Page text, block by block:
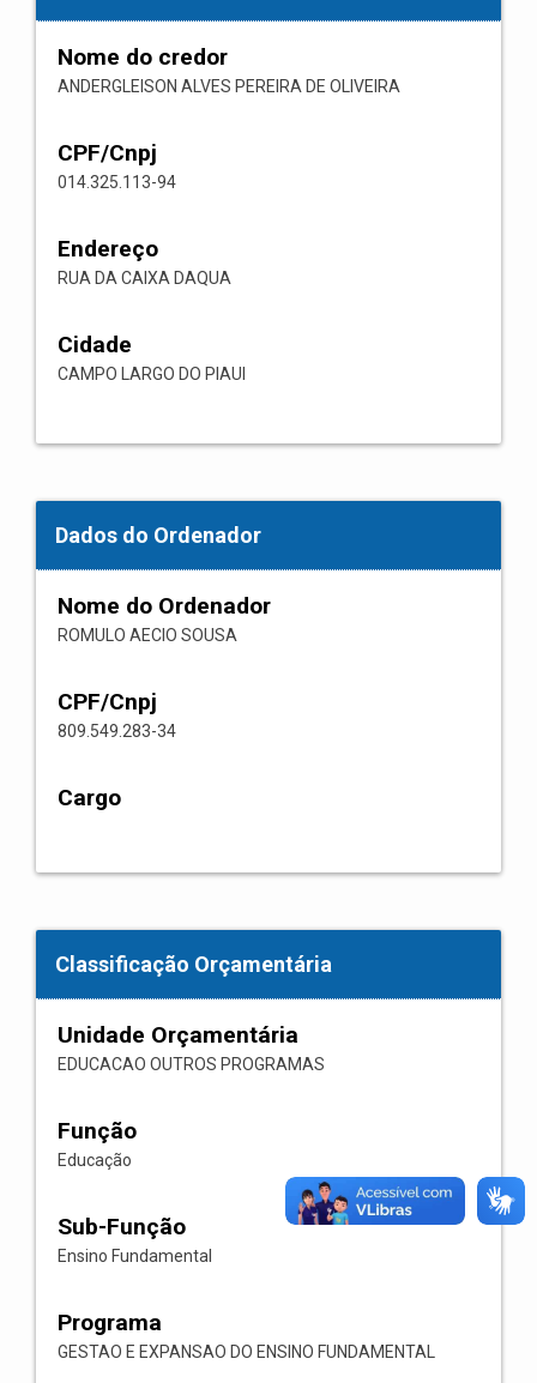
Nome do credor
ANDERGLEISON ALVES PEREIRA DE OLIVEIRA
CPF/Cnpj
014.325.113-94
Endereço
RUA DA CAIXA DAQUA
Cidade
CAMPO LARGO DO PIAUI
Dados do Ordenador
Nome do Ordenador
ROMULO AECIO SOUSA
CPF/Cnpj
809.549.283-34
Cargo
Classificação Orçamentária
Unidade Orçamentária
EDUCACAO OUTROS PROGRAMAS
Função
Educação
Sub-Função
Ensino Fundamental
Programa
GESTAO E EXPANSAO DO ENSINO FUNDAMENTAL